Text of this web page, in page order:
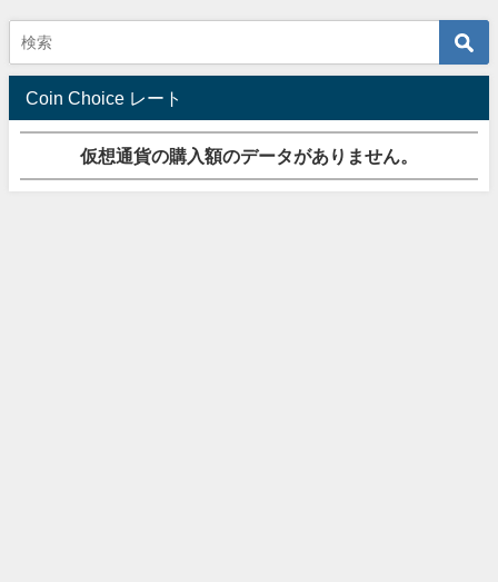
Coin Choice レート
仮想通貨の購入額のデータがありません。